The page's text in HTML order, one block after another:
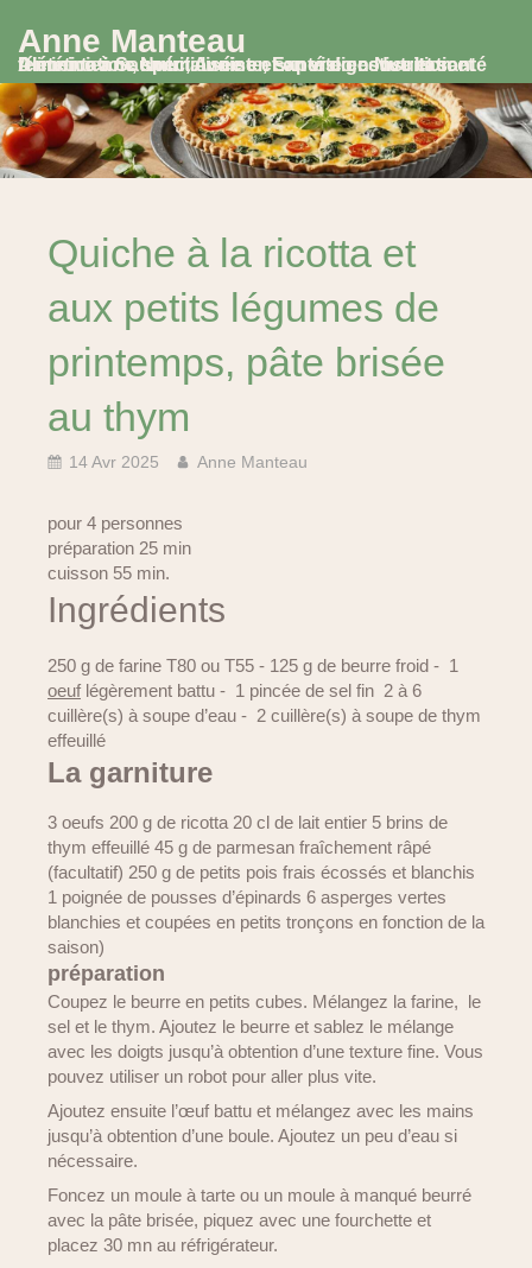
Anne Manteau
Diététicienne Nutritionniste, Experte en Nutrition et Alimentation, spécialisée en santé digestive et santé féminine à Saumur, Avoine et en visio consultation
Quiche à la ricotta et
aux petits légumes de
printemps, pâte brisée
au thym
14 Avr 2025 Anne Manteau
pour 4 personnes
préparation 25 min
cuisson 55 min.
Ingrédients
250 g de farine T80 ou T55 - 125 g de beurre froid - 1
oeuf légèrement battu - 1 pincée de sel fin 2 à 6
cuillère(s) à soupe d’eau - 2 cuillère(s) à soupe de thym
effeuillé
La garniture
3 oeufs 200 g de ricotta 20 cl de lait entier 5 brins de
thym effeuillé 45 g de parmesan fraîchement râpé
(facultatif) 250 g de petits pois frais écossés et blanchis
1 poignée de pousses d’épinards 6 asperges vertes
blanchies et coupées en petits tronçons en fonction de la
saison)
préparation
Coupez le beurre en petits cubes. Mélangez la farine, le
sel et le thym. Ajoutez le beurre et sablez le mélange
avec les doigts jusqu’à obtention d’une texture fine. Vous
pouvez utiliser un robot pour aller plus vite.
Ajoutez ensuite l’œuf battu et mélangez avec les mains
jusqu’à obtention d’une boule. Ajoutez un peu d’eau si
nécessaire.
Foncez un moule à tarte ou un moule à manqué beurré
avec la pâte brisée, piquez avec une fourchette et
placez 30 mn au réfrigérateur.